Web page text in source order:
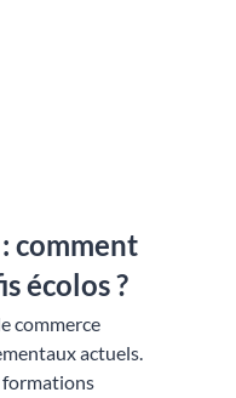
comment
écolos ?
commerce
actuels.
formations